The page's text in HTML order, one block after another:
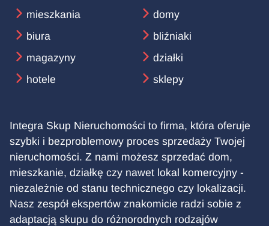
mieszkania
biura
magazyny
hotele
domy
bliźniaki
działki
sklepy
Integra Skup Nieruchomości to firma, która oferuje
szybki i bezproblemowy proces sprzedaży Twojej
nieruchomości. Z nami możesz sprzedać dom,
mieszkanie, działkę czy nawet lokal komercyjny -
niezależnie od stanu technicznego czy lokalizacji.
Nasz zespół ekspertów znakomicie radzi sobie z
adaptacją skupu do różnorodnych rodzajów